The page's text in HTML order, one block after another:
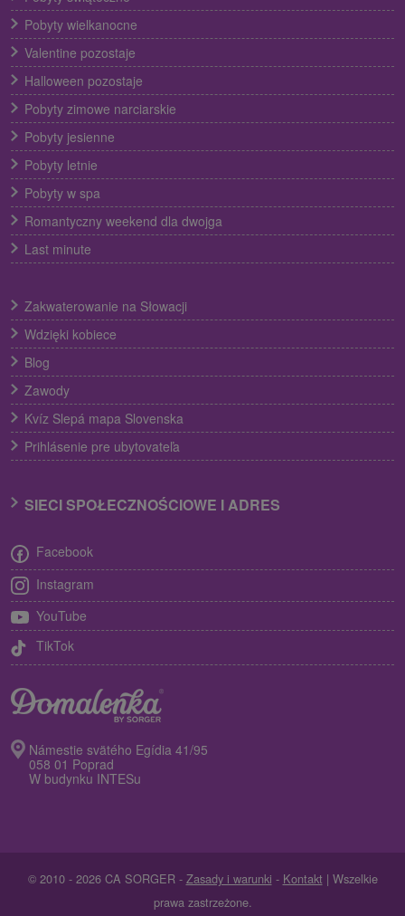
Pobyty wielkanocne
Valentine pozostaje
Halloween pozostaje
Pobyty zimowe narciarskie
Pobyty jesienne
Pobyty letnie
Pobyty w spa
Romantyczny weekend dla dwojga
Last minute
Zakwaterowanie na Słowacji
Wdzięki kobiece
Blog
Zawody
Kvíz Slepá mapa Slovenska
Prihlásenie pre ubytovateľa
SIECI SPOŁECZNOŚCIOWE I ADRES
Facebook
Instagram
YouTube
TikTok
Námestie svätého Egídia 41/95
058 01 Poprad
W budynku INTESu
© 2010 - 2026 CA SORGER - Zasady i warunki - Kontakt | Wszelkie
prawa zastrzeżone.